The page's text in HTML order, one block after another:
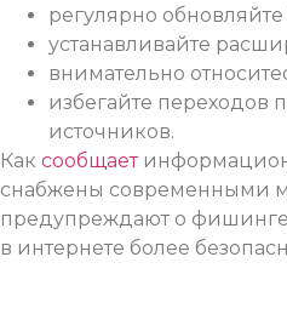
регулярно
устанавливайте
внимательно
избегайте переходов
источников.
Как сообщает
снабжены современными
предупреждают о фишинге
в интернете более